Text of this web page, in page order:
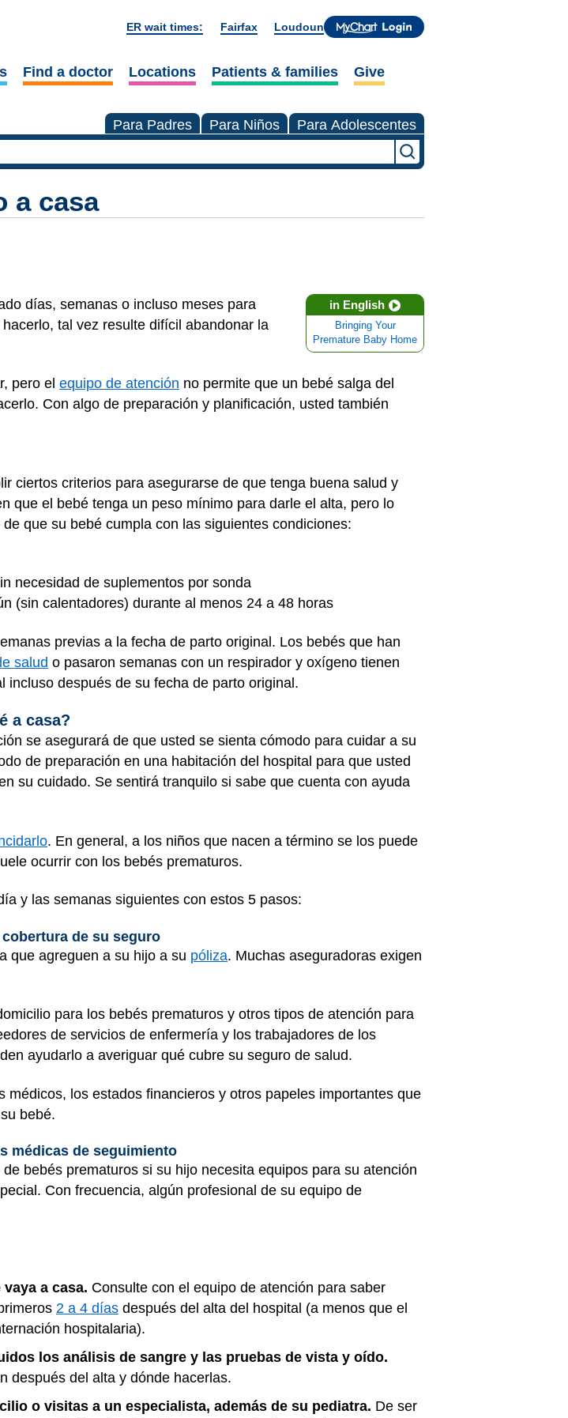
ER wait times: Fairfax Loudoun
Find a doctor Locations Patients & families Give
Para Padres Para Niños Para Adolescentes
a casa
in English
Bringing Your
Premature Baby Home
días, semanas o incluso meses para
tal vez resulte difícil abandonar la
pero el equipo de atención no permite que un bebé salga del
Con algo de preparación y planificación, usted también
ciertos criterios para asegurarse de que tenga buena salud y
que el bebé tenga un peso mínimo para darle el alta, pero lo
que su bebé cumpla con las siguientes condiciones:
necesidad de suplementos por sonda
(sin calentadores) durante al menos 24 a 48 horas
previas a la fecha de parto original. Los bebés que han
salud o pasaron semanas con un respirador y oxígeno tienen
después de su fecha de parto original.
a casa?
se asegurará de que usted se sienta cómodo para cuidar a su
de preparación en una habitación del hospital para que usted
su cuidado. Se sentirá tranquilo si sabe que cuenta con ayuda
. En general, a los niños que nacen a término se los puede
ocurrir con los bebés prematuros.
y las semanas siguientes con estos 5 pasos:
de su seguro
que agreguen a su hijo a su póliza. Muchas aseguradoras exigen
para los bebés prematuros y otros tipos de atención para
de servicios de enfermería y los trabajadores de los
ayudarlo a averiguar qué cubre su seguro de salud.
los estados financieros y otros papeles importantes que
bebé.
médicas de seguimiento
bebés prematuros si su hijo necesita equipos para su atención
Con frecuencia, algún profesional de su equipo de
a casa. Consulte con el equipo de atención para saber
2 a 4 días después del alta del hospital (a menos que el
hospitalaria).
los análisis de sangre y las pruebas de vista y oído.
después del alta y dónde hacerlas.
o visitas a un especialista, además de su pediatra. De ser